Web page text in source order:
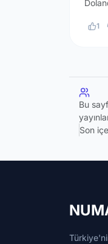
1
Bu
Son